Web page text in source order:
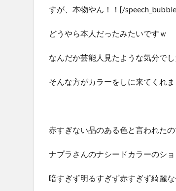
すが、本物やん！！[/
どうやら本人だったみたいですｗ
なんだか芸能人見たような気分でし
そんな方がカラーをしに来てくれま
赤すぎない品のある色と言われた
ナプラさんのナシードカラーのシ
暗すぎず明るすぎず赤すぎず綺麗